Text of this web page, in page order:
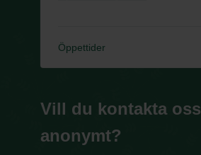
Öppettider
Vill du kontakta oss
anonymt?